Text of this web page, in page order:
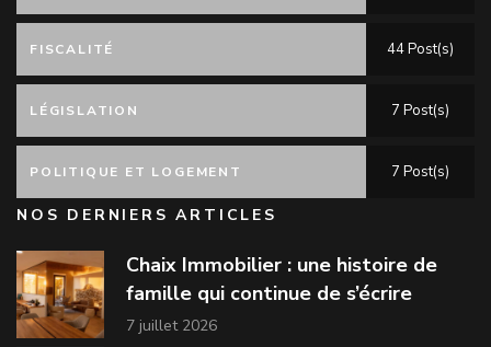
FISCALITÉ 44 Post(s)
LÉGISLATION 7 Post(s)
POLITIQUE ET LOGEMENT 7 Post(s)
NOS DERNIERS ARTICLES
Chaix Immobilier : une histoire de
famille qui continue de s’écrire
7 juillet 2026